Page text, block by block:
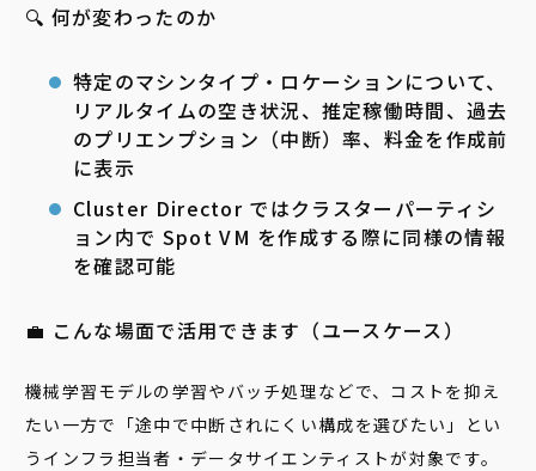
🔍 何が変わったのか
特定のマシンタイプ・ロケーションについて、
リアルタイムの空き状況、推定稼働時間、過去
のプリエンプション（中断）率、料金を作成前
に表示
Cluster Director ではクラスターパーティシ
ョン内で Spot VM を作成する際に同様の情報
を確認可能
💼 こんな場面で活用できます（ユースケース）
機械学習モデルの学習やバッチ処理などで、コストを抑え
たい一方で「途中で中断されにくい構成を選びたい」とい
うインフラ担当者・データサイエンティストが対象です。